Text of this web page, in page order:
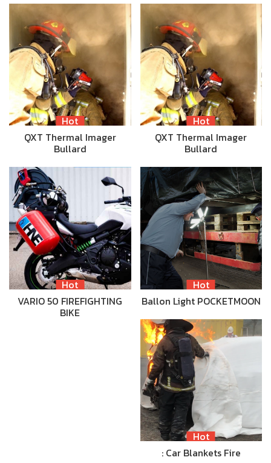
Hot
QXT Thermal Imager
Bullard
Hot
QXT Thermal Imager
Bullard
Hot
VARIO 50 FIREFIGHTING
BIKE
Hot
Ballon Light POCKETMOON
Hot
: Car Blankets Fire